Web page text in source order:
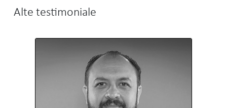
Alte testimoniale